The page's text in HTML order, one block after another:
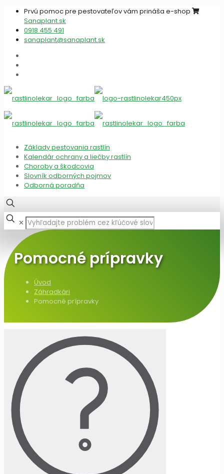
Prvú pomoc pre pestovateľov vám prináša e-shop
Sanaplant.sk
0918 455 491
sanaplant@sanaplant.sk
Základy pestovania rastlín
Kalendár ochrany a liečby rastlín
Choroby a škodcovia
Slovník odborných pojmov
Odborná poradňa
✕
Pomocné prípravky
Úvod
Záhradkári
Pomocné prípravky